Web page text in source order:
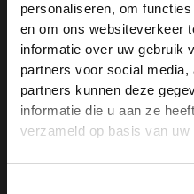
personaliseren, om
en om ons websiteverkeer
informatie over uw gebruik
partners voor social
partners kunnen deze
informatie die u aan ze
verzameld op basis van
Vergelijkbare